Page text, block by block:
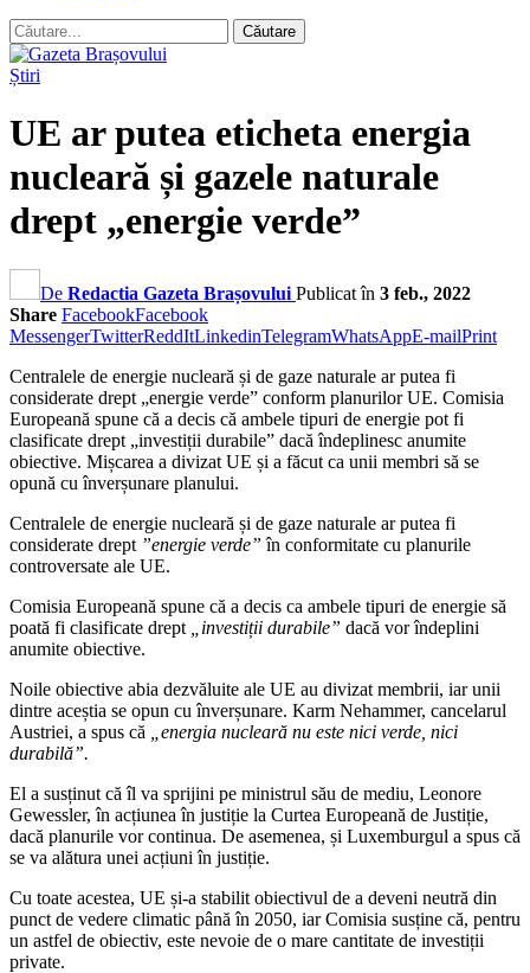
Știri
UE ar putea eticheta energia
nucleară și gazele naturale
drept „energie verde”
De Redactia Gazeta Brașovului Publicat în 3 feb., 2022
Share FacebookFacebook
MessengerTwitterReddItLinkedinTelegramWhatsAppE-mailPrint
Centralele de energie nucleară și de gaze naturale ar putea fi
considerate drept „energie verde” conform planurilor UE. Comisia
Europeană spune că a decis că ambele tipuri de energie pot fi
clasificate drept „investiții durabile” dacă îndeplinesc anumite
obiective. Mișcarea a divizat UE și a făcut ca unii membri să se
opună cu înverșunare planului.
Centralele de energie nucleară și de gaze naturale ar putea fi
considerate drept ”energie verde” în conformitate cu planurile
controversate ale UE.
Comisia Europeană spune că a decis ca ambele tipuri de energie să
poată fi clasificate drept
„investiții durabile” dacă vor îndeplini
anumite obiective.
Noile obiective abia dezvăluite ale UE au divizat membrii, iar unii
dintre aceștia se opun cu înverșunare. Karm Nehammer, cancelarul
Austriei, a spus că
„energia nucleară nu este nici verde, nici
durabilă”.
El a susținut că îl va sprijini pe ministrul său de mediu, Leonore
Gewessler, în acțiunea în justiție la Curtea Europeană de Justiție,
dacă planurile vor continua. De asemenea, și Luxemburgul a spus că
se va alătura unei acțiuni în justiție.
Cu toate acestea, UE și-a stabilit obiectivul de a deveni neutră din
punct de vedere climatic până în 2050, iar Comisia susține că, pentru
un astfel de obiectiv, este nevoie de o mare cantitate de investiții
private.